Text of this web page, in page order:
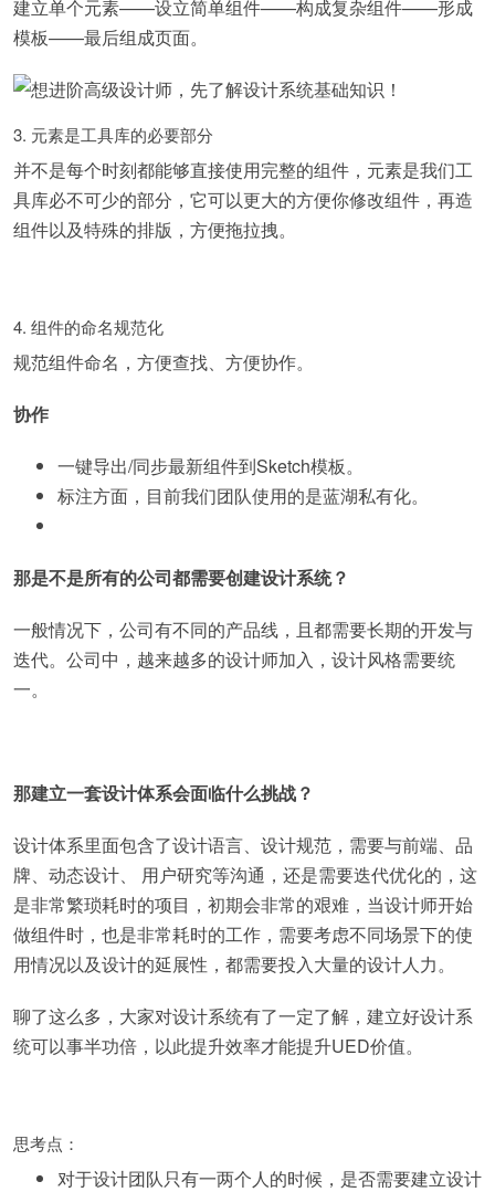
建立单个元素——设立简单组件——构成复杂组件——形成
模板——最后组成页面。
3. 元素是工具库的必要部分
并不是每个时刻都能够直接使用完整的组件，元素是我们工
具库必不可少的部分，它可以更大的方便你修改组件，再造
组件以及特殊的排版，方便拖拉拽。
4. 组件的命名规范化
规范组件命名，方便查找、方便协作。
协作
一键导出/同步最新组件到Sketch模板。
标注方面，目前我们团队使用的是蓝湖私有化。
那是不是所有的公司都需要创建设计系统？
一般情况下，公司有不同的产品线，且都需要长期的开发与
迭代。公司中，越来越多的设计师加入，设计风格需要统
一。
那建立一套设计体系会面临什么挑战？
设计体系里面包含了设计语言、设计规范，需要与前端、品
牌、动态设计、 用户研究等沟通，还是需要迭代优化的，这
是非常繁琐耗时的项目，初期会非常的艰难，当设计师开始
做组件时，也是非常耗时的工作，需要考虑不同场景下的使
用情况以及设计的延展性，都需要投入大量的设计人力。
聊了这么多，大家对设计系统有了一定了解，建立好设计系
统可以事半功倍，以此提升效率才能提升UED价值。
思考点：
对于设计团队只有一两个人的时候，是否需要建立设计